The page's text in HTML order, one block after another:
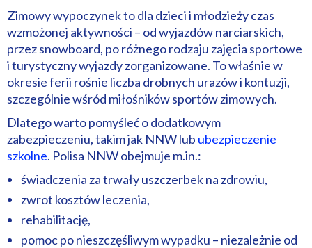
Zimowy wypoczynek to dla dzieci i młodzieży czas
wzmożonej aktywności – od wyjazdów narciarskich,
przez snowboard, po różnego rodzaju zajęcia sportowe
i turystyczny wyjazdy zorganizowane. To właśnie w
okresie ferii rośnie liczba drobnych urazów i kontuzji,
szczególnie wśród miłośników sportów zimowych.
Dlatego warto pomyśleć o dodatkowym
zabezpieczeniu, takim jak NNW lub ubezpieczenie
szkolne. Polisa NNW obejmuje m.in.:
świadczenia za trwały uszczerbek na zdrowiu,
zwrot kosztów leczenia,
rehabilitację,
pomoc po nieszczęśliwym wypadku – niezależnie od